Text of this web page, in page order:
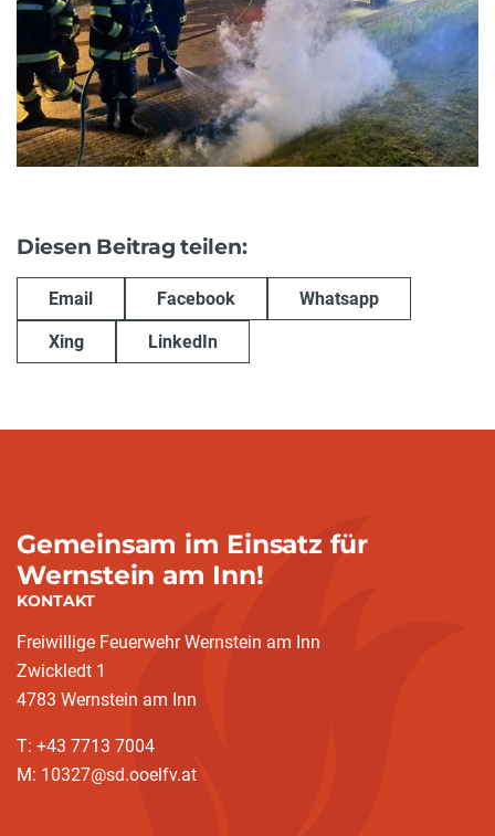
Diesen Beitrag teilen:
Email Facebook Whatsapp
Xing LinkedIn
Gemeinsam im Einsatz für
Wernstein am Inn!
KONTAKT
Freiwillige Feuerwehr Wernstein am Inn
Zwickledt 1
4783 Wernstein am Inn
T: +43 7713 7004
M: 10327@sd.ooelfv.at